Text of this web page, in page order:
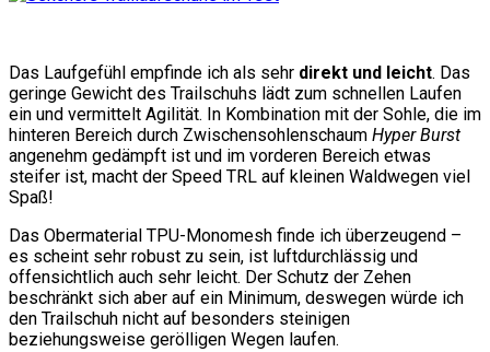
Das Laufgefühl empfinde ich als sehr direkt und leicht. Das
geringe Gewicht des Trailschuhs lädt zum schnellen Laufen
ein und vermittelt Agilität. In Kombination mit der Sohle, die im
hinteren Bereich durch Zwischensohlenschaum Hyper Burst
angenehm gedämpft ist und im vorderen Bereich etwas
steifer ist, macht der Speed TRL auf kleinen Waldwegen viel
Spaß!
Das Obermaterial TPU-Monomesh finde ich überzeugend –
es scheint sehr robust zu sein, ist luftdurchlässig und
offensichtlich auch sehr leicht. Der Schutz der Zehen
beschränkt sich aber auf ein Minimum, deswegen würde ich
den Trailschuh nicht auf besonders steinigen
beziehungsweise gerölligen Wegen laufen.